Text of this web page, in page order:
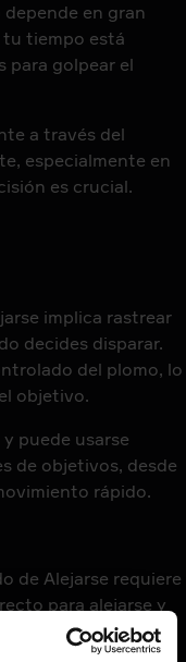
en gran
tu tiempo está
para golpear el
a través del
especialmente en
es crucial.
implica rastrear
decides disparar.
del plomo, lo
objetivo.
puede usarse
de objetivos, desde
rápido.
de Alejarse requiere
para alejarse y